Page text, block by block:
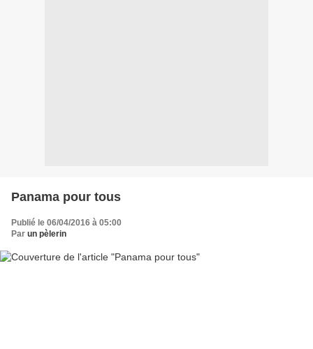
Panama pour tous
Publié le 06/04/2016 à 05:00
Par un pèlerin